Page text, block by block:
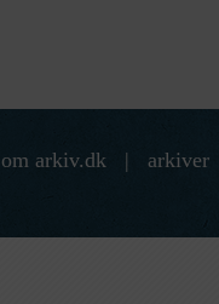
om arkiv.dk | arkiver